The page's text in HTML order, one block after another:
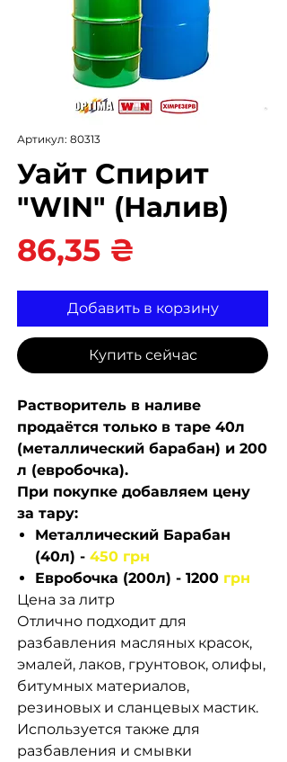
Артикул: 80313
Уайт Спирит
"WIN" (Налив)
86,35 ₴
Добавить в корзину
Купить сейчас
Растворитель в наливе
продаётся только в таре 40л
(металлический барабан) и 200
л (евробочка).
При покупке добавляем цену
за тару:
Металлический Барабан
(40л) - 450 грн
Евробочка (200л) - 1200 грн
Цена за литр
Отлично подходит для
разбавления масляных красок,
эмалей, лаков, грунтовок, олифы,
битумных материалов,
резиновых и сланцевых мастик.
Используется также для
разбавления и смывки